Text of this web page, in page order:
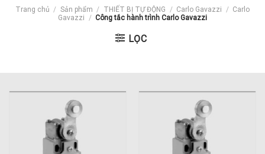
Trang chủ / Sản phẩm / THIẾT BỊ TỰ ĐỘNG / Carlo Gavazzi / Carlo
Gavazzi / Công tắc hành trình Carlo Gavazzi
LỌC